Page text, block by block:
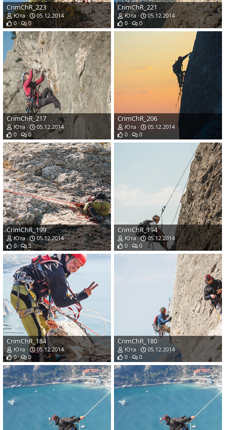
CrimChR_223
Юта
05.12.2014
0
0
CrimChR_221
Юта
05.12.2014
0
0
CrimChR_217
Юта
05.12.2014
0
0
CrimChR_206
Юта
05.12.2014
0
0
CrimChR_199
Юта
05.12.2014
0
3
CrimChR_194
Юта
05.12.2014
0
0
CrimChR_184
Юта
05.12.2014
0
0
CrimChR_180
Юта
05.12.2014
0
0